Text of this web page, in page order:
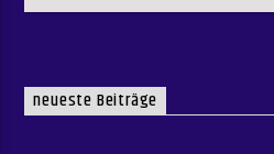
neueste Beiträge